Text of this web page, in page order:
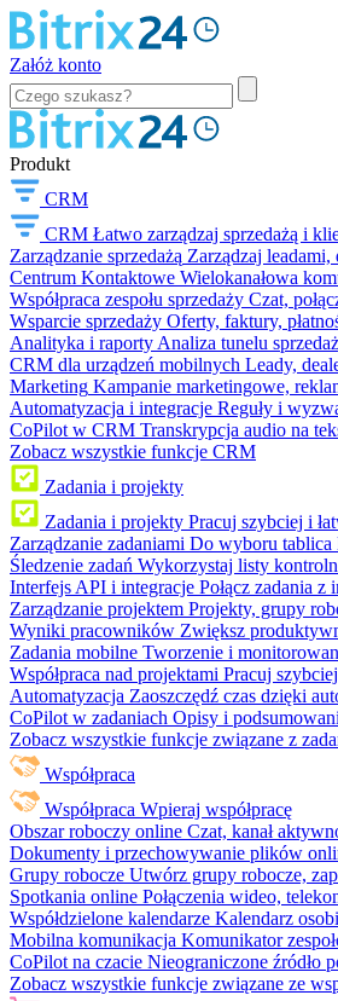
Załóż konto
Produkt
CRM
CRM Łatwo zarządzaj sprzedażą i
Zarządzanie sprzedażą Zarządzaj
Centrum Kontaktowe Wielokanałowa
Współpraca zespołu sprzedaży Czat,
Wsparcie sprzedaży Oferty, faktury,
Analityka i raporty Analiza tunelu
CRM dla urządzeń mobilnych Leady,
Marketing Kampanie marketingowe,
Automatyzacja i integracje Reguły i
CoPilot w CRM Transkrypcja audio na
Zobacz wszystkie funkcje CRM
Zadania i projekty
Zadania i projekty Pracuj szybciej i
Zarządzanie zadaniami Do wyboru tablica
Śledzenie zadań Wykorzystaj listy
Interfejs API i integracje Połącz zadania
Zarządzanie projektem Projekty, grupy
Wyniki pracowników Zwiększ
Zadania mobilne Tworzenie i
Współpraca nad projektami Pracuj
Automatyzacja Zaoszczędź czas dzięki
CoPilot w zadaniach Opisy i
Zobacz wszystkie funkcje związane z
Współpraca
Współpraca Wpieraj współpracę
Obszar roboczy online Czat, kanał
Dokumenty i przechowywanie plików
Grupy robocze Utwórz grupy robocze,
Spotkania online Połączenia wideo,
Współdzielone kalendarze Kalendarz
Mobilna komunikacja Komunikator
CoPilot na czacie Nieograniczone źródło
Zobacz wszystkie funkcje związane ze